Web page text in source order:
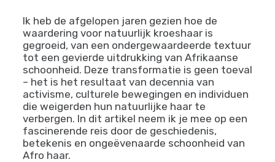
Ik heb de afgelopen jaren gezien hoe de
waardering voor natuurlijk kroeshaar is
gegroeid, van een ondergewaardeerde textuur
tot een gevierde uitdrukking van Afrikaanse
schoonheid. Deze transformatie is geen toeval
– het is het resultaat van decennia van
activisme, culturele bewegingen en individuen
die weigerden hun natuurlijke haar te
verbergen. In dit artikel neem ik je mee op een
fascinerende reis door de geschiedenis,
betekenis en ongeëvenaarde schoonheid van
Afro haar.